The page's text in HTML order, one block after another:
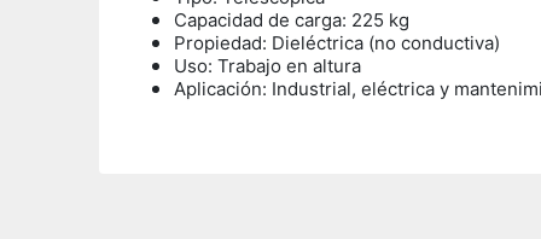
Capacidad de carga: 225 kg
Propiedad: Dieléctrica (no conductiva)
Uso: Trabajo en altura
Aplicación: Industrial, eléctrica y